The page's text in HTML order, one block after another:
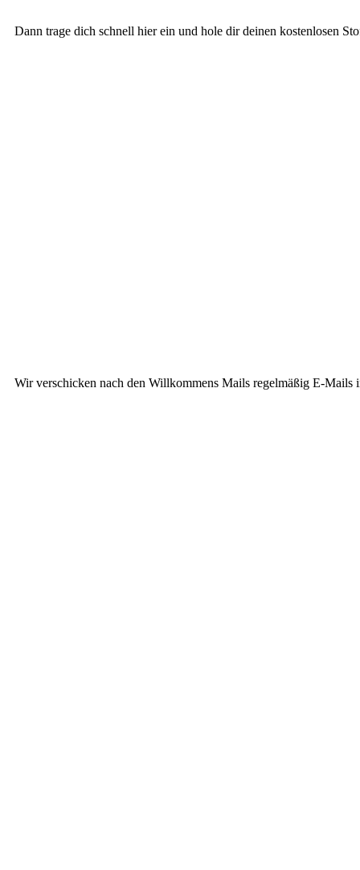
Dann trage dich schnell hier ein und hole dir deinen kostenlosen
Wir verschicken nach den Willkommens Mails regelmäßig E-